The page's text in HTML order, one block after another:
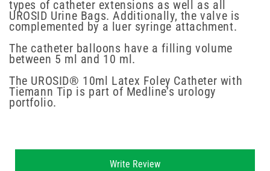
types of catheter extensions as well as all
UROSID Urine Bags. Additionally, the valve is
complemented by a luer syringe attachment.
The catheter balloons have a filling volume
between 5 ml and 10 ml.
The UROSID® 10ml Latex Foley Catheter with
Tiemann Tip is part of Medline’s urology
portfolio.
Write Review